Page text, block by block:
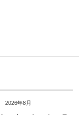
2026年8月